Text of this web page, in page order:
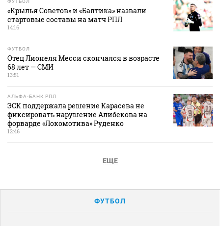
«Крылья Советов» и «Балтика» назвали
стартовые составы на матч РПЛ
14:16
ФУТБОЛ
Отец Лионеля Месси скончался в возрасте
68 лет — СМИ
13:51
АЛЬФА-БАНК РПЛ
ЭСК поддержала решение Карасева не
фиксировать нарушение Алибекова на
форварде «Локомотива» Руденко
12:46
ЕЩЕ
ФУТБОЛ